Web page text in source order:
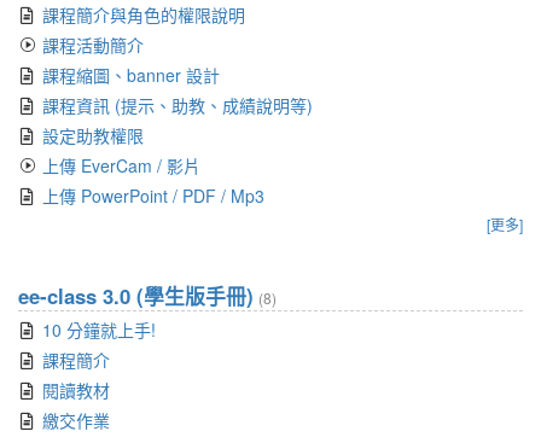
課程簡介與角色的權限說明
課程活動簡介
課程縮圖、banner 設計
課程資訊 (提示、助教、成績說明等)
設定助教權限
上傳 EverCam / 影片
上傳 PowerPoint / PDF / Mp3
[更多]
ee-class 3.0 (學生版手冊) (8)
10 分鐘就上手!
課程簡介
閱讀教材
繳交作業